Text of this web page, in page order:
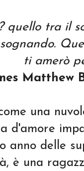
quello tra il
ti amerò
Matthew
una
d'amore
anno delle
è una